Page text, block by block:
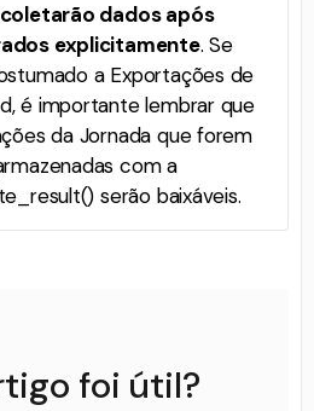
dados após
explicitamente. Se
a Exportações de
é importante lembrar que
da Jornada que forem
com a
serão baixáveis.
foi útil?